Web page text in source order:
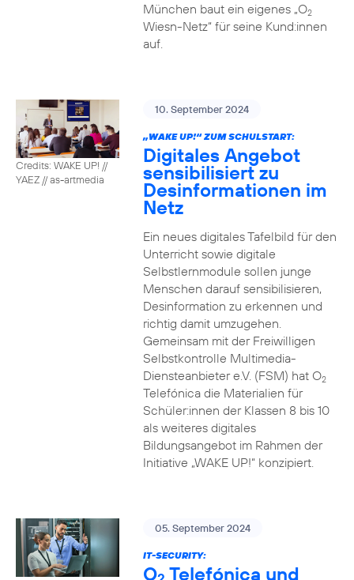
München baut ein eigenes „O2
Wiesn-Netz“ für seine Kund:innen
auf.
Credits: WAKE UP! //
YAEZ // as-artmedia
10. September 2024
„WAKE UP!“ ZUM SCHULSTART:
Digitales Angebot
sensibilisiert zu
Desinformationen im
Netz
Ein neues digitales Tafelbild für den
Unterricht sowie digitale
Selbstlernmodule sollen junge
Menschen darauf sensibilisieren,
Desinformation zu erkennen und
richtig damit umzugehen.
Gemeinsam mit der Freiwilligen
Selbstkontrolle Multimedia-
Diensteanbieter e.V. (FSM) hat O2
Telefónica die Materialien für
Schüler:innen der Klassen 8 bis 10
als weiteres digitales
Bildungsangebot im Rahmen der
Initiative „WAKE UP!“ konzipiert.
05. September 2024
IT-SECURITY:
O Telefónica und